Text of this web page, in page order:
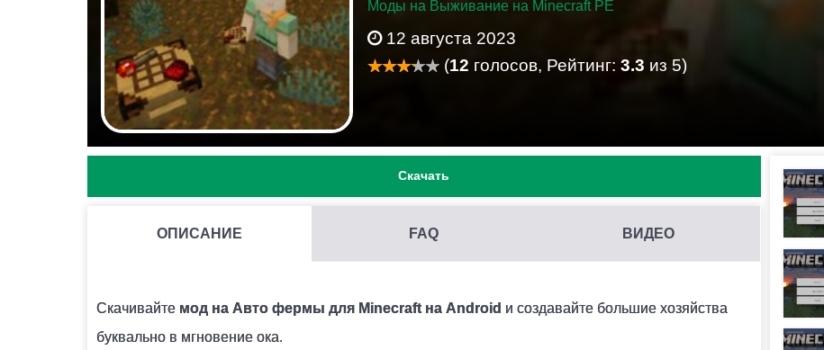
Моды на Выживание на Minecraft PE
12 августа 2023
(12 голосов, Рейтинг: 3.3 из 5)
Скачать
ОПИСАНИЕ FAQ ВИДЕО
Скачивайте мод на Авто фермы для Minecraft на Android и создавайте большие хозяйства
буквально в мгновение ока.